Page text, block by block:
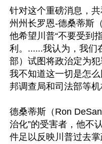
针对这个重磅消息，
州州长罗恩-德桑蒂斯
他希望川普“不要受到
利。......我认为，我们
部）试图将政治定为犯
我不知道这一切是怎
邦调查局和司法部等
德桑蒂斯（Ron
治化”的受害者，他不
件足以反映川普过去